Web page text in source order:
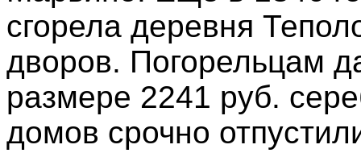
сгорела деревня
дворов. Погорельцам
размере 2241 руб.
домов срочно